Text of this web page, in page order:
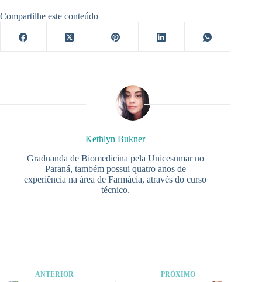
Compartilhe este conteúdo
Kethlyn Bukner
Graduanda de Biomedicina pela Unicesumar no
Paraná, também possui quatro anos de
experiência na área de Farmácia, através do curso
técnico.
ANTERIOR PRÓXIMO